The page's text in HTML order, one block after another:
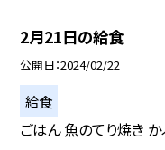
2月21日の給食
公開日 2024/02/22
給食
ごはん 魚のてり焼き